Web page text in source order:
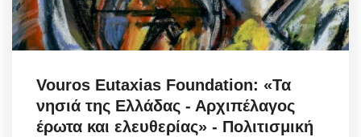
Vouros Eutaxias Foundation: «Τα
νησιά της Ελλάδας - Αρχιπέλαγος
έρωτα και ελευθερίας» - Πολιτισμική